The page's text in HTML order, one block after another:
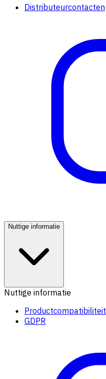
Distributeurcontacten
Nuttige informatie
Nuttige informatie
Productcompatibiliteit
GDPR